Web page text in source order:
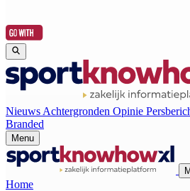
Nieuws Achtergronden Opinie
Branded
Menu
Home